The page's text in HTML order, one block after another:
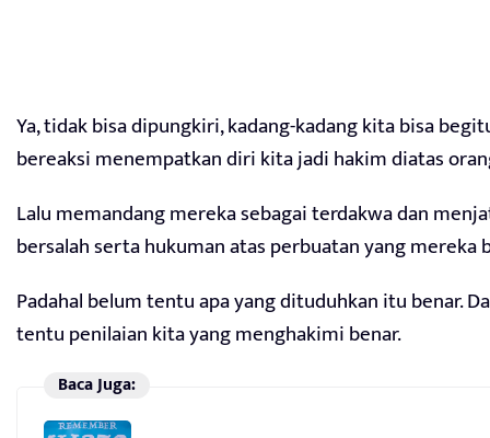
Ya, tidak bisa dipungkiri, kadang-kadang kita bisa
bereaksi menempatkan diri kita jadi hakim diatas
Lalu memandang mereka sebagai terdakwa dan
bersalah serta hukuman atas perbuatan yang mereka
Padahal belum tentu apa yang dituduhkan itu benar.
tentu penilaian kita yang menghakimi benar.
Baca Juga: